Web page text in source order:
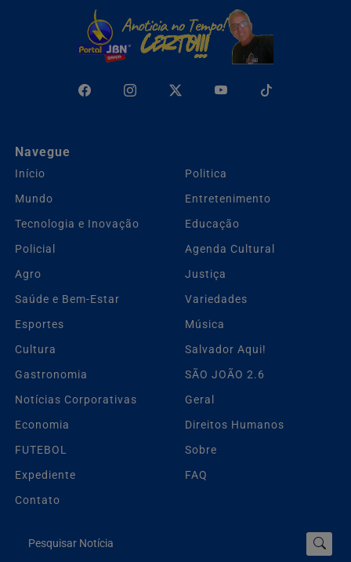
Navegue
Início
Politica
Mundo
Entretenimento
Tecnologia e Inovação
Educação
Policial
Agenda Cultural
Agro
Justiça
Saúde e Bem-Estar
Variedades
Esportes
Música
Cultura
Salvador Aqui!
Gastronomia
SÃO JOÃO 2.6
Notícias Corporativas
Geral
Economia
Direitos Humanos
FUTEBOL
Sobre
Expediente
FAQ
Contato
Pesquisar Notícia